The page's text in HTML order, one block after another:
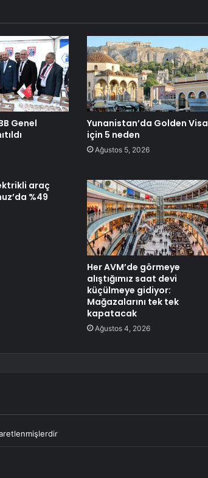
Genel
Yunanistan’da Golden Visa
için 5 neden
Ağustos 5, 2026
araç
%49
Her AVM’de görmeye
alıştığımız saat devi
küçülmeye gidiyor:
Mağazalarını tek tek
kapatacak
Ağustos 4, 2026